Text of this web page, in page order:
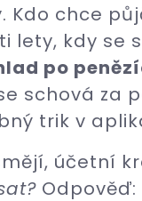
Kdo chce
lety, kdy se
po
schová za
trik v
účetní
Odpověď: